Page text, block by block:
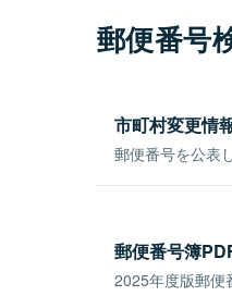
郵便番号
市町村変更情
郵便番号を公表
郵便番号簿
2025年度版郵便